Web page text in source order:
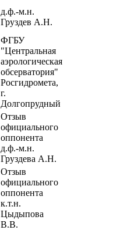
д.ф.-м.н.
Груздев А.Н.
ФГБУ
"Центральная
аэрологическая
обсерватория"
Росгидромета,
г.
Долгопрудный
Отзыв
официального
оппонента
д.ф.-м.н.
Груздева А.Н.
Отзыв
официального
оппонента
к.т.н.
Цыдыпова
В.В.